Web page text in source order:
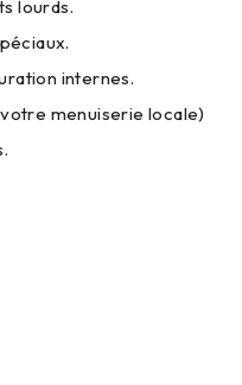
lourds.
internes.
menuiserie locale)